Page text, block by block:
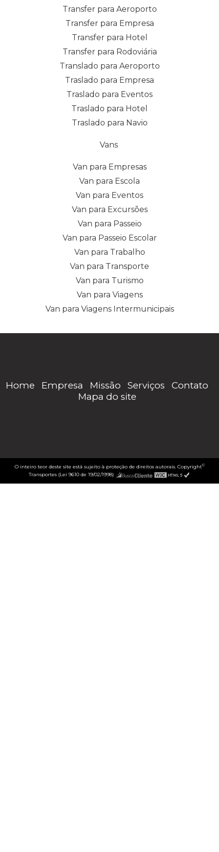
Transfer para Aeroporto
Transfer para Empresa
Transfer para Hotel
Transfer para Rodoviária
Translado para Aeroporto
Traslado para Empresa
Traslado para Eventos
Traslado para Hotel
Traslado para Navio
Vans
Van para Empresas
Van para Escola
Van para Eventos
Van para Excursões
Van para Passeio
Van para Passeio Escolar
Van para Trabalho
Van para Transporte
Van para Turismo
Van para Viagens
Van para Viagens Intermunicipais
Home Empresa Missão Serviços
Contato
Mapa do site
O inteiro teor deste site está sujeito à proteção de direitos autorais. Copyright©
Transportes (Lei 9610 de 19/02/1998)